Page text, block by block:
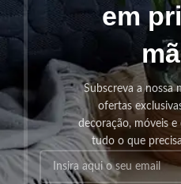
em
Subscreva a nossa
ofertas
decoração, móveis
tudo o que